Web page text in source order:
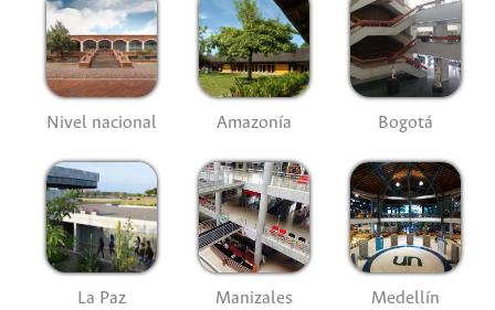
Nivel nacional Amazonía Bogotá
La Paz Manizales Medellín